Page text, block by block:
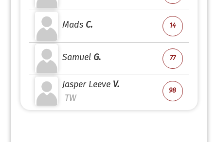
Mads C. 14
Samuel G. 77
Jasper Leeve V.
TW
98